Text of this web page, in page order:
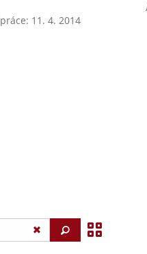
11. 4. 2014
Vyhledat